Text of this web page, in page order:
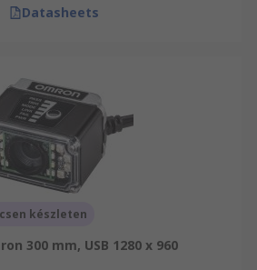
Datasheets
készleten
300 mm, USB 1280 x 960